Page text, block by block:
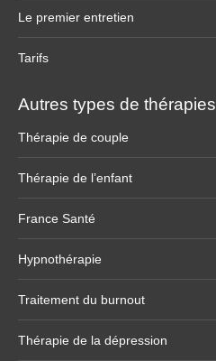
Le premier entretien
Tarifs
Autres types de thérapies
Thérapie de couple
Thérapie de l’enfant
France Santé
Hypnothérapie
Traitement du burnout
Thérapie de la dépression